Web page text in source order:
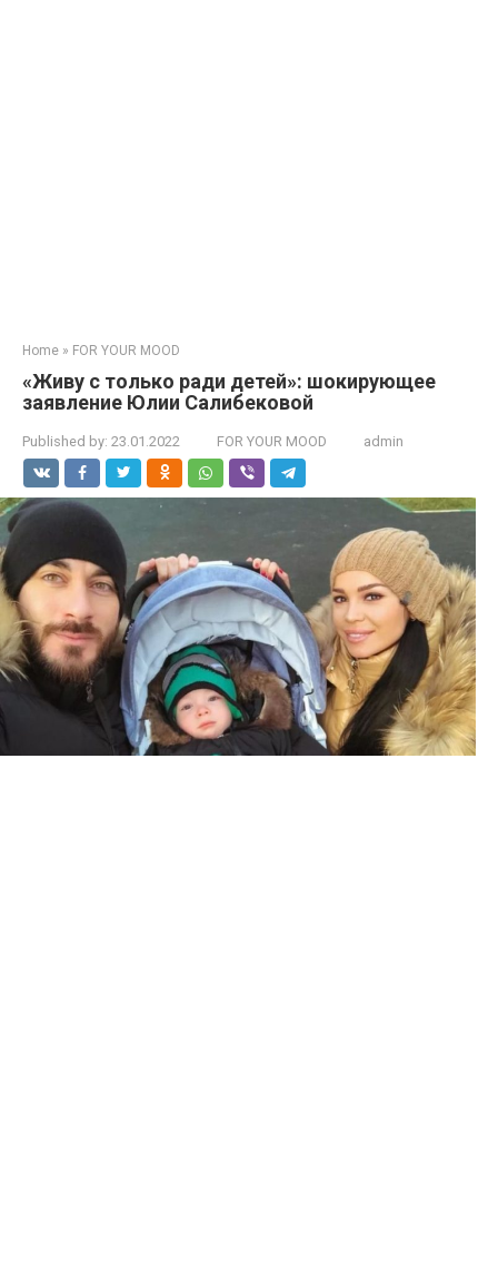
Home » FOR YOUR MOOD
«Живу с только ради детей»: шокирующее
заявление Юлии Салибековой
Published by: 23.01.2022 FOR YOUR MOOD admin